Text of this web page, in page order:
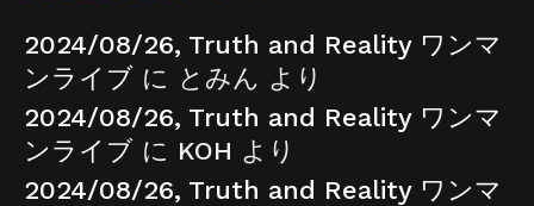
2024/08/26, Truth and Reality ワンマ
ンライブ に とみん より
2024/08/26, Truth and Reality ワンマ
ンライブ に KOH より
2024/08/26, Truth and Reality ワンマ